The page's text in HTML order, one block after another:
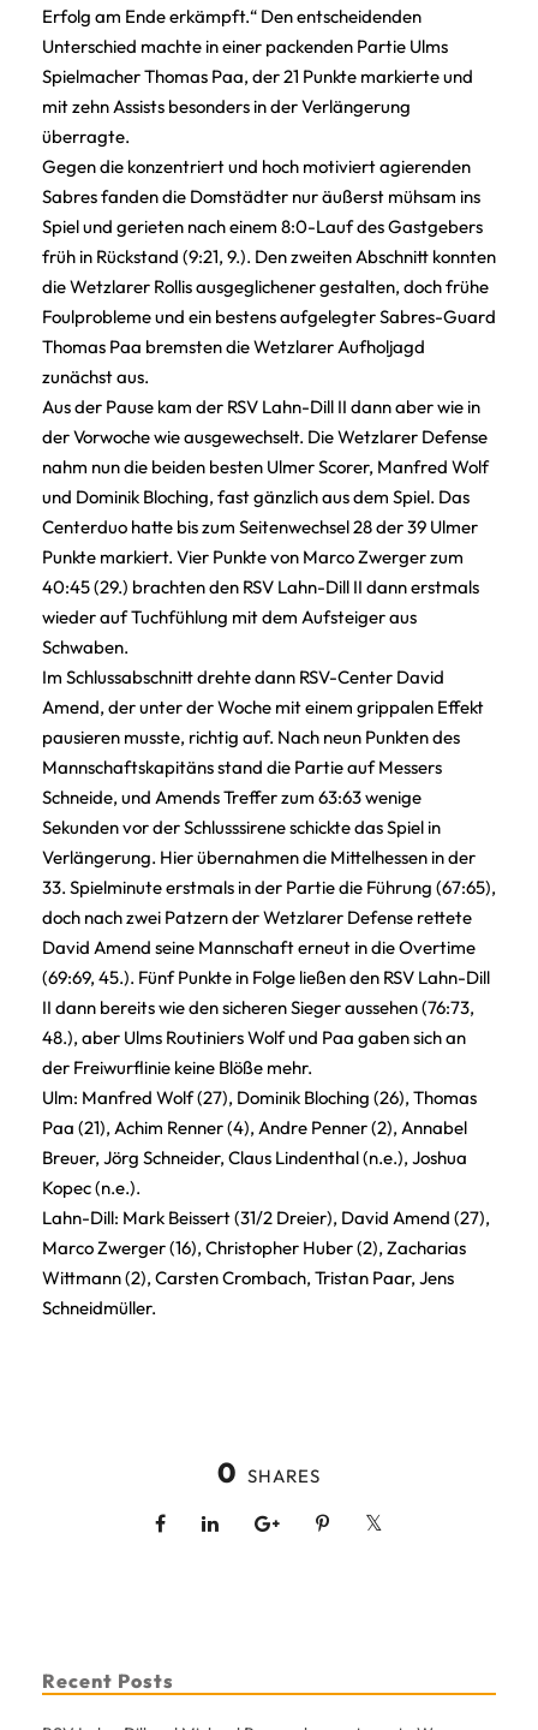
Erfolg am Ende erkämpft.“ Den entscheidenden
Unterschied machte in einer packenden Partie Ulms
Spielmacher Thomas Paa, der 21 Punkte markierte und
mit zehn Assists besonders in der Verlängerung
überragte.
Gegen die konzentriert und hoch motiviert agierenden
Sabres fanden die Domstädter nur äußerst mühsam ins
Spiel und gerieten nach einem 8:0-Lauf des Gastgebers
früh in Rückstand (9:21, 9.). Den zweiten Abschnitt konnten
die Wetzlarer Rollis ausgeglichener gestalten, doch frühe
Foulprobleme und ein bestens aufgelegter Sabres-Guard
Thomas Paa bremsten die Wetzlarer Aufholjagd
zunächst aus.
Aus der Pause kam der RSV Lahn-Dill II dann aber wie in
der Vorwoche wie ausgewechselt. Die Wetzlarer Defense
nahm nun die beiden besten Ulmer Scorer, Manfred Wolf
und Dominik Bloching, fast gänzlich aus dem Spiel. Das
Centerduo hatte bis zum Seitenwechsel 28 der 39 Ulmer
Punkte markiert. Vier Punkte von Marco Zwerger zum
40:45 (29.) brachten den RSV Lahn-Dill II dann erstmals
wieder auf Tuchfühlung mit dem Aufsteiger aus
Schwaben.
Im Schlussabschnitt drehte dann RSV-Center David
Amend, der unter der Woche mit einem grippalen Effekt
pausieren musste, richtig auf. Nach neun Punkten des
Mannschaftskapitäns stand die Partie auf Messers
Schneide, und Amends Treffer zum 63:63 wenige
Sekunden vor der Schlusssirene schickte das Spiel in
Verlängerung. Hier übernahmen die Mittelhessen in der
33. Spielminute erstmals in der Partie die Führung (67:65),
doch nach zwei Patzern der Wetzlarer Defense rettete
David Amend seine Mannschaft erneut in die Overtime
(69:69, 45.). Fünf Punkte in Folge ließen den RSV Lahn-Dill
II dann bereits wie den sicheren Sieger aussehen (76:73,
48.), aber Ulms Routiniers Wolf und Paa gaben sich an
der Freiwurflinie keine Blöße mehr.
Ulm: Manfred Wolf (27), Dominik Bloching (26), Thomas
Paa (21), Achim Renner (4), Andre Penner (2), Annabel
Breuer, Jörg Schneider, Claus Lindenthal (n.e.), Joshua
Kopec (n.e.).
Lahn-Dill: Mark Beissert (31/2 Dreier), David Amend (27),
Marco Zwerger (16), Christopher Huber (2), Zacharias
Wittmann (2), Carsten Crombach, Tristan Paar, Jens
Schneidmüller.
0 SHARES
Recent Posts